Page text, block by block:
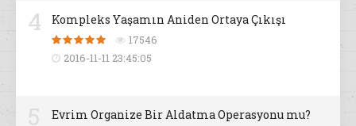
4 Kompleks Yaşamın Aniden Ortaya Çıkışı
17546
2016-11-11 23:45:05
Evrim Organize Bir Aldatma Operasyonu mu?